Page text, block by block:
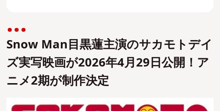
Snow Man目黒蓮主演のサカモトデイ
ズ実写映画が2026年4月29日公開！ア
ニメ2期が制作決定